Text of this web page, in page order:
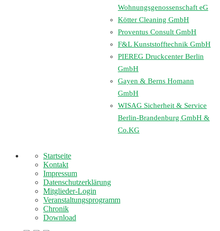
Wohnungsgenossenschaft eG
Kötter Cleaning GmbH
Proventus Consult GmbH
F&L Kunststofftechnik GmbH
PIEREG Druckcenter Berlin
GmbH
Gayen & Berns Homann
GmbH
WISAG Sicherheit & Service
Berlin-Brandenburg GmbH &
Co.KG
Startseite
Kontakt
Impressum
Datenschutzerklärung
Mitglieder-Login
Veranstaltungsprogramm
Chronik
Download